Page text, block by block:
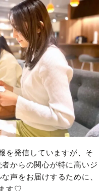
を発信していますが、そ
からの関心が特に高いジ
声をお届けするために、
す♡